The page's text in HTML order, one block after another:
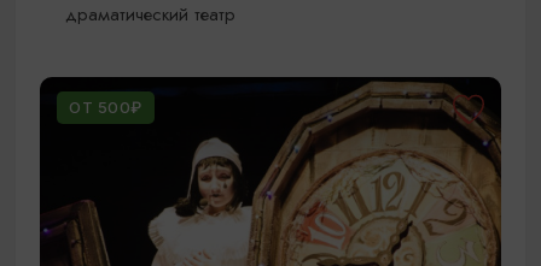
драматический театр
ОТ 500₽